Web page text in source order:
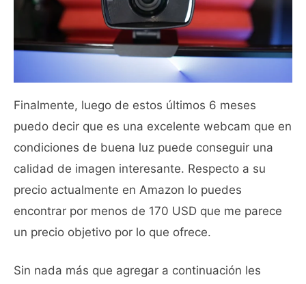
Finalmente, luego de estos últimos 6 meses
puedo decir que es una excelente webcam que en
condiciones de buena luz puede conseguir una
calidad de imagen interesante. Respecto a su
precio actualmente en Amazon lo puedes
encontrar por menos de 170 USD que me parece
un precio objetivo por lo que ofrece.
Sin nada más que agregar a continuación les